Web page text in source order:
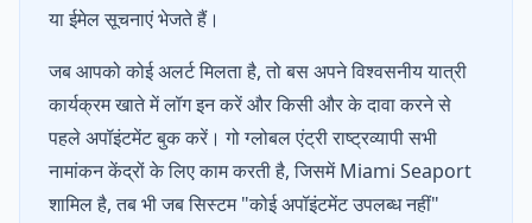
या ईमेल सूचनाएं भेजते हैं।
जब आपको कोई अलर्ट मिलता है, तो बस अपने विश्वसनीय यात्री
कार्यक्रम खाते में लॉग इन करें और किसी और के दावा करने से
पहले अपॉइंटमेंट बुक करें। गो ग्लोबल एंट्री राष्ट्रव्यापी सभी
नामांकन केंद्रों के लिए काम करती है, जिसमें Miami Seaport
शामिल है, तब भी जब सिस्टम "कोई अपॉइंटमेंट उपलब्ध नहीं"